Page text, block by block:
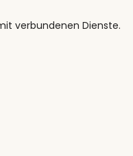
verbundenen Dienste.